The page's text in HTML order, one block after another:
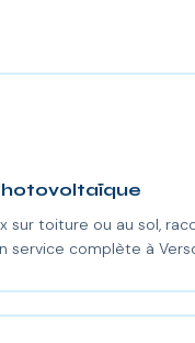
sur toiture ou au sol,
service complète à